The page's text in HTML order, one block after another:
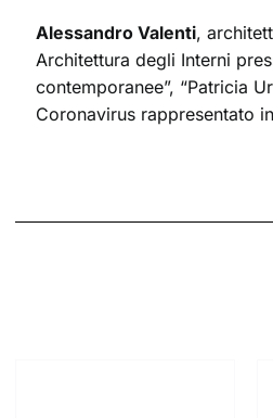
Alessandro Valenti,
Architettura degli Interni
contemporanee”, “Patricia
Coronavirus rappresentato